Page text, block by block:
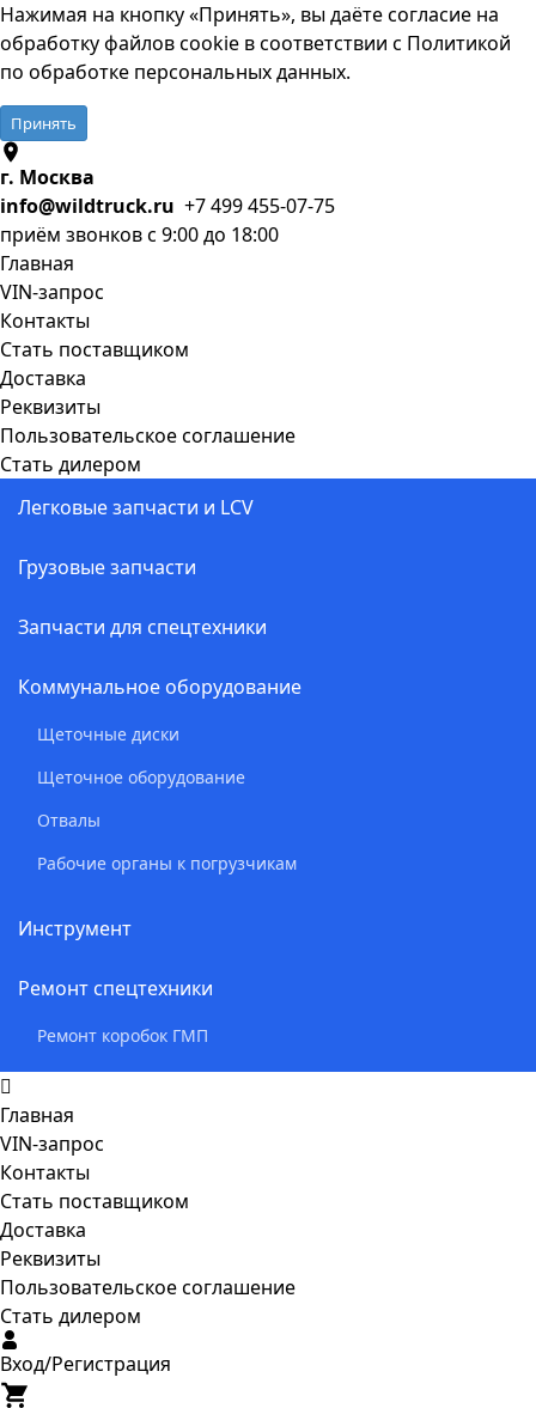
Нажимая на кнопку «Принять», вы даёте согласие на
обработку файлов cookie в соответствии с Политикой
по обработке персональных данных.
Принять
г. Москва
info@wildtruck.ru +7 499 455-07-75
приём звонков с 9:00 до 18:00
Главная
VIN-запрос
Контакты
Стать поставщиком
Доставка
Реквизиты
Пользовательское соглашение
Стать дилером
Легковые запчасти и LCV
Грузовые запчасти
Запчасти для спецтехники
Коммунальное оборудование
Щеточные диски
Щеточное оборудование
Отвалы
Рабочие органы к погрузчикам
Инструмент
Ремонт спецтехники
Ремонт коробок ГМП
Главная
VIN-запрос
Контакты
Стать поставщиком
Доставка
Реквизиты
Пользовательское соглашение
Стать дилером
Вход/Регистрация